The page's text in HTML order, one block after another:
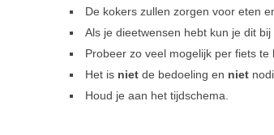
De kokers zullen zorgen voor eten
Als je dieetwensen hebt kun je dit
Probeer zo veel mogelijk per fiets
Het is niet de bedoeling en niet
Houd je aan het tijdschema.